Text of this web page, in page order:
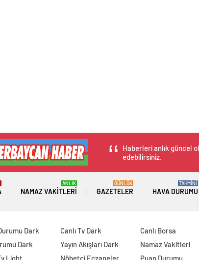
Haberleri anlık güncel
edebilirsiniz.
NAMAZ VAKITLERI
ANLIK
GAZETELER
GÜNLÜK
HAVA DURUMU
TAHMİNİ
Dark
Dark
Light
Canlı Tv Dark
Yayın Akışları Dark
Nöbetçi Eczaneler
Canlı Borsa
Namaz Vakitleri
Puan Durumu